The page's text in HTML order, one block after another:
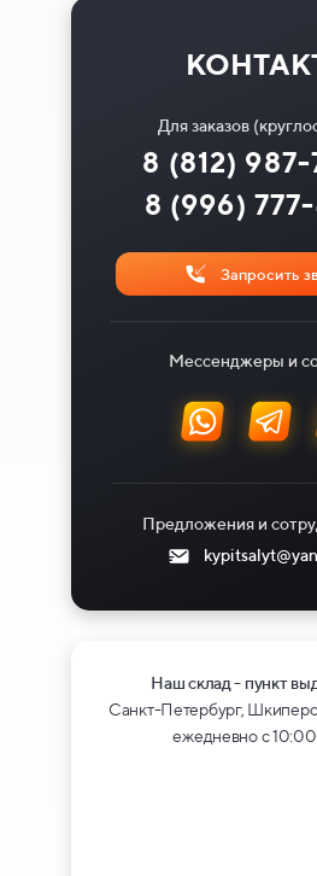
Для заказов
8 (996)
8 (812)
Запросить
Мессенджеры и
Предложения и
Наш склад - пункт
Санкт-Петербург,
ежедневно с